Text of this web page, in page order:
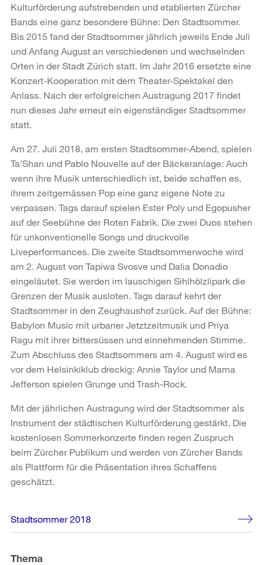
Kulturförderung aufstrebenden und etablierten Zürcher
Bands eine ganz besondere Bühne: Den Stadtsommer.
Bis 2015 fand der Stadtsommer jährlich jeweils Ende Juli
und Anfang August an verschiedenen und wechselnden
Orten in der Stadt Zürich statt. Im Jahr 2016 ersetzte eine
Konzert-Kooperation mit dem Theater-Spektakel den
Anlass. Nach der erfolgreichen Austragung 2017 findet
nun dieses Jahr erneut ein eigenständiger Stadtsommer
statt.
Am 27. Juli 2018, am ersten Stadtsommer-Abend, spielen
Ta'Shan und Pablo Nouvelle auf der Bäckeranlage: Auch
wenn ihre Musik unterschiedlich ist, beide schaffen es,
ihrem zeitgemässen Pop eine ganz eigene Note zu
verpassen. Tags darauf spielen Ester Poly und Egopusher
auf der Seebühne der Roten Fabrik. Die zwei Duos stehen
für unkonventionelle Songs und druckvolle
Liveperformances. Die zweite Stadtsommerwoche wird
am 2. August von Tapiwa Svosve und Dalia Donadio
eingeläutet. Sie werden im lauschigen Sihlhölzlipark die
Grenzen der Musik ausloten. Tags darauf kehrt der
Stadtsommer in den Zeughaushof zurück. Auf der Bühne:
Babylon Music mit urbaner Jetztzeitmusik und Priya
Ragu mit ihrer bittersüssen und einnehmenden Stimme.
Zum Abschluss des Stadtsommers am 4. August wird es
vor dem Helsinkiklub dreckig: Annie Taylor und Mama
Jefferson spielen Grunge und Trash-Rock.
Mit der jährlichen Austragung wird der Stadtsommer als
Instrument der städtischen Kulturförderung gestärkt. Die
kostenlosen Sommerkonzerte finden regen Zuspruch
beim Zürcher Publikum und werden von Zürcher Bands
als Plattform für die Präsentation ihres Schaffens
geschätzt.
Weitere
Informationen
Stadtsommer 2018
Thema